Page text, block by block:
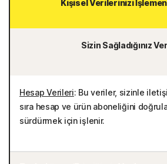
Kişisel Verilerinizi
Sizin Sağladığınız
Hesap Verileri: Bu veriler, sizinle
sıra hesap ve ürün aboneliğini
sürdürmek için işlenir.